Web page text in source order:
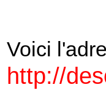
Voici
http://